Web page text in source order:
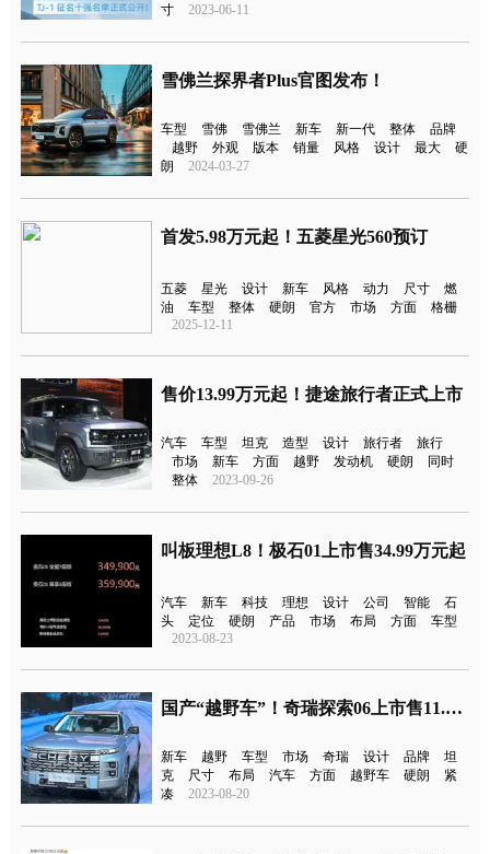
寸
2023-06-11
雪佛兰探界者Plus官图发布！
车型 雪佛 雪佛兰 新车 新一代 整体
品牌
越野
外观 版本 销量 风格 设计 最大
硬
朗
2024-03-27
首发5.98万元起！五菱星光560预订
五菱 星光 设计 新车 风格 动力 尺寸
燃
油
车型 整体 硬朗 官方 市场 方面
格栅
2025-12-11
售价13.99万元起！捷途旅行者正式上市
汽车 车型 坦克 造型 设计 旅行者
旅行
市场
新车 方面 越野 发动机 硬朗
同时
整体
2023-09-26
叫板理想L8！极石01上市售34.99万元起
汽车 新车 科技 理想 设计 公司 智能
石
头
定位 硬朗 产品 市场 布局 方面
车型
2023-08-23
国产“越野车”！奇瑞探索06上市售11.69万-13.99万元
新车 越野 车型 市场 奇瑞 设计 品牌
坦
克
尺寸 布局 汽车 方面 越野车 硬朗
紧
凑
2023-08-20